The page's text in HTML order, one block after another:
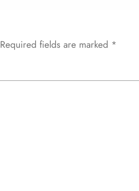
Required fields are marked *